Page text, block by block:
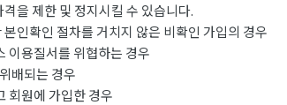
을 제한 및 정지시킬 수 있습니다.
확인 절차를 거치지 않은 비확인 가입의 경우
용질서를 위협하는 경우
배되는 경우
원에 가입한 경우